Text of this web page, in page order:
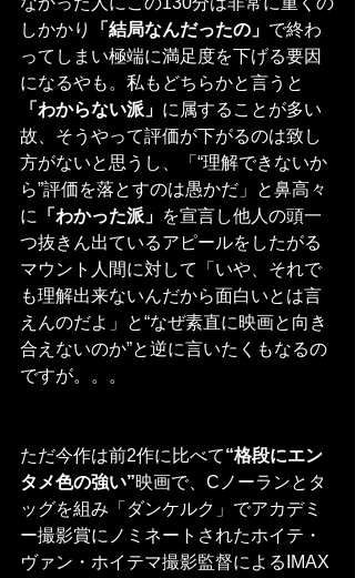
しかかり
「結局なんだったの」 で終わ
ってしまい極端に満足度を下げる要因
になるやも。私もどちらかと言うと
「わからない派」 に属することが多い
故、そうやって評価が下がるのは致し
方がないと思うし、「“理解できないか
ら”評価を落とすのは愚かだ」と鼻高々
に
「わかった派」 を宣言し他人の頭一
つ抜きん出ているアピールをしたがる
マウント人間に対して「いや、それで
も理解出来ないんだから面白いとは言
えんのだよ」と“なぜ素直に映画と向き
合えないのか”と逆に言いたくもなるの
ですが。。。
ただ今作は前2作に比べて“格段にエン
タメ色の強い”映画で、Cノーランとタ
ッグを組み「ダンケルク」でアカデミ
ー撮影賞にノミネートされたホイテ・
ヴァン・ホイテマ撮影監督によるIMAX